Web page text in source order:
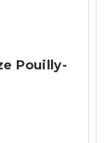
Pouilly-